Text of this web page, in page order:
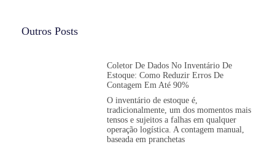
Outros Posts
Coletor De Dados No Inventário De
Estoque: Como Reduzir Erros De
Contagem Em Até 90%
O inventário de estoque é,
tradicionalmente, um dos momentos mais
tensos e sujeitos a falhas em qualquer
operação logística. A contagem manual,
baseada em pranchetas